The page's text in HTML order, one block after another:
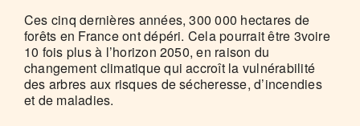
Ces cinq dernières années, 300 000 hectares de
forêts en France ont dépéri. Cela pourrait être 3voire
10 fois plus à l’horizon 2050, en raison du
changement climatique qui accroît la vulnérabilité
des arbres aux risques de sécheresse, d’incendies
et de maladies.